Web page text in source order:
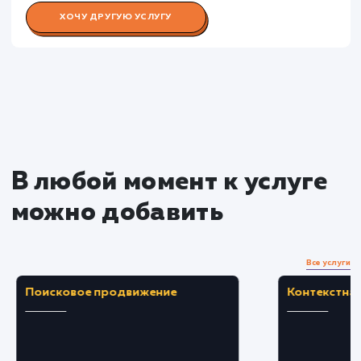
Преимущества
Увеличение взаимодействия посетителей с
контентом, улучшение SEO.